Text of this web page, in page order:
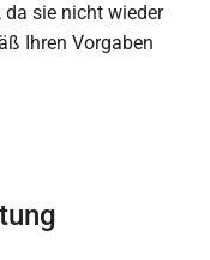
sie nicht wieder
Ihren Vorgaben